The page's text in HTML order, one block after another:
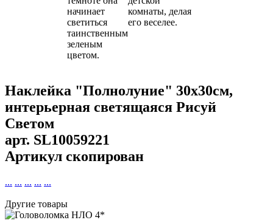
начинает
светиться
таинственным
зеленым
цветом.
комнаты, делая
его веселее.
Наклейка "Полнолуние" 30х30см,
интерьерная светящаяся Рисуй
Светом
арт. SL10059221
Артикул скопирован
... ... ... ... ...
Другие товары